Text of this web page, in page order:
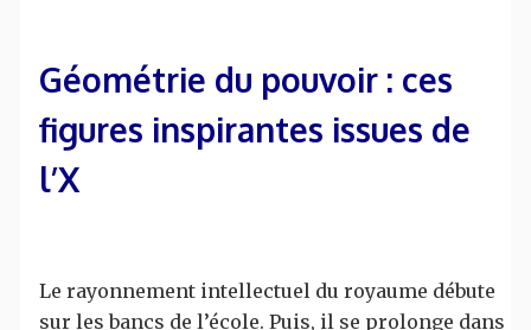
Géométrie du pouvoir : ces
figures inspirantes issues de
l’X
Le rayonnement intellectuel du royaume débute
sur les bancs de l’école. Puis, il se prolonge dans